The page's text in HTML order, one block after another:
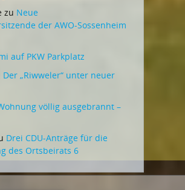
zu Neue
der AWO-Sossenheim
auf PKW Parkplatz
Der „Riwweler“ unter neuer
völlig ausgebrannt –
Drei CDU-Anträge für die
des Ortsbeirats 6